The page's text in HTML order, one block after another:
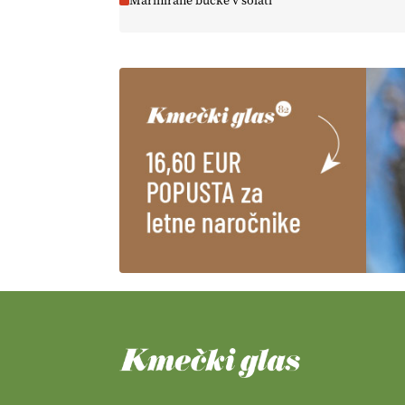
https://t.co/EulJoSBYMi @EUAgri
13.07.2026
[EKOloško = LOGIČNO
]
doma in v tujini
. Zato je
ekološka pridelava odlična
priložnost za slovenske vinarje
. VEČ
https://t.co/XAe9EbeAbK @EUAgri
so ključni za prihodnost
kmetijstva in uspešno prenovo